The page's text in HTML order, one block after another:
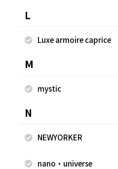
nano・universe
西宮ガーデンズ
L
Luxe armoire caprice
M
mystic
N
NEWYORKER
nano・universe